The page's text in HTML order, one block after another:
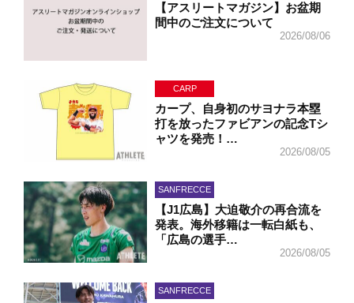
【アスリートマガジン】お盆期
間中のご注文について
2026/08/06
CARP
カープ、自身初のサヨナラ本塁
打を放ったファビアンの記念Tシ
ャツを発売！…
2026/08/05
SANFRECCE
【J1広島】大迫敬介の再合流を
発表。海外移籍は一転白紙も、
「広島の選手…
2026/08/05
SANFRECCE